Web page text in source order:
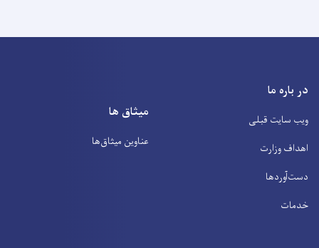
در باره ما
ویب سایت قبلی
اهداف وزارت
دست‌آوردها
خدمات
میثاق ها
عناوین‌ میثاق‌ها